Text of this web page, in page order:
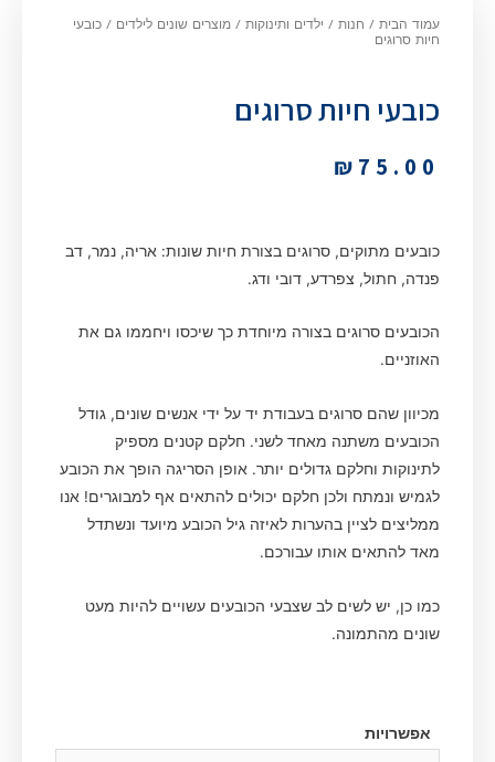
עמוד הבית / חנות / ילדים ותינוקות / מוצרים שונים לילדים / כובעי
חיות סרוגים
כובעי חיות סרוגים
₪ 75.00
כובעים מתוקים, סרוגים בצורת חיות שונות: אריה, נמר, דב
פנדה, חתול, צפרדע, דובי ודג.
הכובעים סרוגים בצורה מיוחדת כך שיכסו ויחממו גם את
האוזניים.
מכיוון שהם סרוגים בעבודת יד על ידי אנשים שונים, גודל
הכובעים משתנה מאחד לשני. חלקם קטנים מספיק
לתינוקות וחלקם גדולים יותר. אופן הסריגה הופך את הכובע
לגמיש ונמתח ולכן חלקם יכולים להתאים אף למבוגרים! אנו
ממליצים לציין בהערות לאיזה גיל הכובע מיועד ונשתדל
מאד להתאים אותו עבורכם.
כמו כן, יש לשים לב שצבעי הכובעים עשויים להיות מעט
שונים מהתמונה.
אפשרויות